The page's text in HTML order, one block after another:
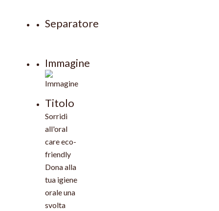
Separatore
Immagine
Titolo
Sorridi
all'oral
care eco-
friendly
Dona alla
tua igiene
orale una
svolta